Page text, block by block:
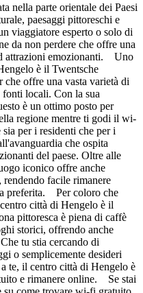
nella parte orientale dei Paesi
paesaggi pittoreschi e
viaggiatore esperto o solo di
da non perdere che offre una
attrazioni emozionanti. Uno
è il Twentsche
offre una vasta varietà di
locali. Con la sua
è un ottimo posto per
regione mentre ti godi il wi-
per i residenti che per i
che ospita
del paese. Oltre alle
iconico offre anche
facile rimanere
preferita. Per coloro che
città di Hengelo è il
pittoresca è piena di caffè
storici, offrendo anche
tu stia cercando di
o semplicemente desideri
te, il centro città di Hengelo è
e rimanere online. Se stai